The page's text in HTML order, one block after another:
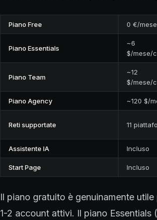
Piano Free 0 €/mese
Piano Essentials
~6
$/mese/
Piano Team
~12
$/mese/
Piano Agency ~120 $/
Reti supportate 11
Assistente IA Incluso
Start Page Incluso
Il piano gratuito è genuinamente
1-2 account attivi. Il piano